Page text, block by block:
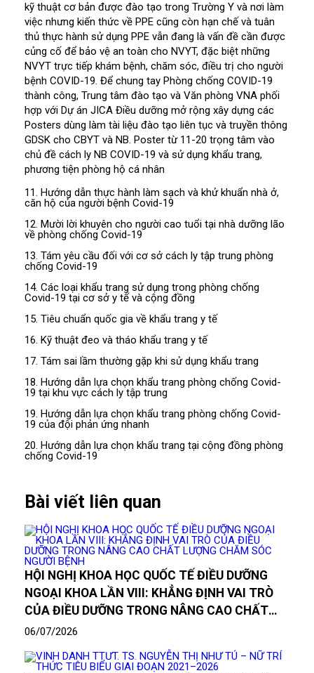
kỹ thuật cơ bản được đào tạo trong Trường Y và nơi làm
việc nhưng kiến thức về PPE cũng còn hạn chế và tuân
thủ thực hành sử dụng PPE vẫn đang là vấn đề cần được
củng cố để bảo vệ an toàn cho NVYT, đặc biệt những
NVYT trực tiếp khám bệnh, chăm sóc, điều trị cho người
bệnh COVID-19. Để chung tay Phòng chống COVID-19
thành công, Trung tâm đào tạo và Văn phòng VNA phối
hợp với Dự án JICA Điều dưỡng mở rộng xây dựng các
Posters dùng làm tài liệu đào tạo liên tục và truyền thông
GDSK cho CBYT và NB. Poster từ 11-20 trọng tâm vào
chủ đề cách ly NB COVID-19 và sử dụng khẩu trang,
phương tiện phòng hộ cá nhân
11. Hướng dẫn thực hành làm sạch và khử khuẩn nhà ở,
căn hộ của người bệnh Covid-19
12. Mười lời khuyên cho người cao tuổi tại nhà dưỡng lão
về phòng chống Covid-19
13. Tám yêu cầu đối với cơ sở cách ly tập trung phòng
chống Covid-19
14. Các loại khẩu trang sử dụng trong phòng chống
Covid-19 tại cơ sở y tế và cộng đồng
15. Tiêu chuẩn quốc gia về khẩu trang y tế
16. Kỹ thuật đeo và tháo khẩu trang y tế
17. Tám sai lầm thường gặp khi sử dụng khẩu trang
18. Hướng dẫn lựa chọn khẩu trang phòng chống Covid-
19 tại khu vực cách ly tập trung
19. Hướng dẫn lựa chọn khẩu trang phòng chống Covid-
19 của đội phản ứng nhanh
20. Hướng dẫn lựa chọn khẩu trang tại cộng đồng phòng
chống Covid-19
Bài viết liên quan
HỘI NGHỊ KHOA HỌC QUỐC TẾ ĐIỀU DƯỠNG
NGOẠI KHOA LẦN VIII: KHẲNG ĐỊNH VAI TRÒ
CỦA ĐIỀU DƯỠNG TRONG NÂNG CAO CHẤT
LƯỢNG CHĂM SÓC NGƯỜI BỆNH
06/07/2026